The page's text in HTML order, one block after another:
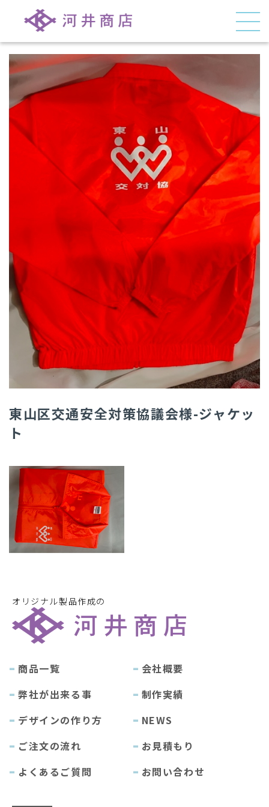
東山区交通安全対策協議会様-ジャケッ
ト
オリジナル製品作成の
商品一覧
会社概要
弊社が出来る事
制作実績
デザインの作り方
NEWS
ご注文の流れ
お見積もり
よくあるご質問
お問い合わせ